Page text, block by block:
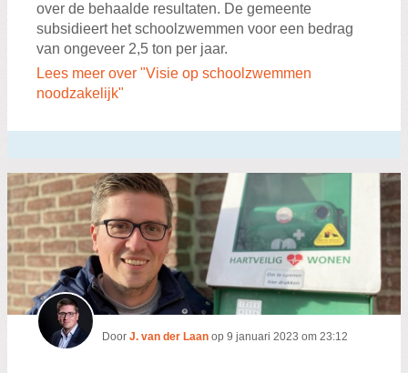
over de behaalde resultaten. De gemeente
subsidieert het schoolzwemmen voor een bedrag
van ongeveer 2,5 ton per jaar.
Lees meer over "Visie op schoolzwemmen
noodzakelijk"
Door J. van der Laan op 9 januari 2023 om 23:12